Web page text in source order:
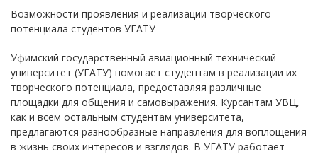
Возможности проявления и реализации творческого
потенциала студентов УГАТУ
Уфимский государственный авиационный технический
университет (УГАТУ) помогает студентам в реализации их
творческого потенциала, предоставляя различные
площадки для общения и самовыражения. Курсантам УВЦ,
как и всем остальным студентам университета,
предлагаются разнообразные направления для воплощения
в жизнь своих интересов и взглядов. В УГАТУ работает